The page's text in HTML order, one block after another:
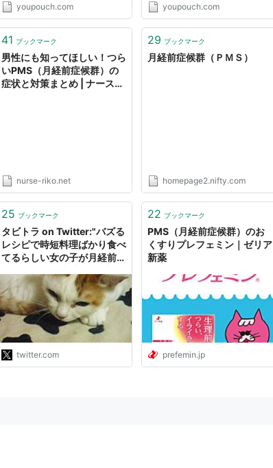
youpouch.com youpouch.com
41 ブックマーク
男性にも知ってほしい！つら
いPMS（月経前症候群）の
症状と対策まとめ | ナースが
nurse-riko.net
29 ブックマーク
月経前症候群（ＰＭＳ）
homepage2.nifty.com
25 ブックマーク
タビトラ on Twitter:"バズる
レシピで時短料理ばかり食べ
てるらしい女の子が月経前症
いなら見直すのは食生活や
ろ！」つう説教して振られ
た、納得いかんというツイー
ト流れてきた。 月経前症候
群は生活習慣をどうにかすれ
ば改善するものではないし、
病気を理解する気がないので
twitter.com
22 ブックマーク
PMS（月経前症候群）のお
くすりプレフェミン｜ゼリア
新薬
prefemin.jp